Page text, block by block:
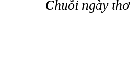
Chuỗi ngày